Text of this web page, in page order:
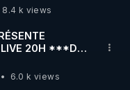
de méditation et
code
8.4 k views
20H ***DU
EST EN
6.0 k views